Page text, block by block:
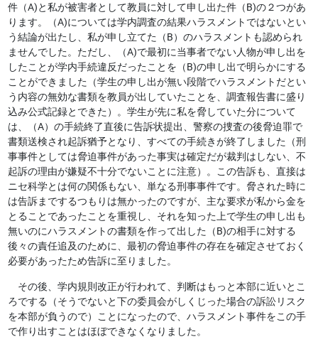
件（A)と私が被害者として教員に対して申し出た件（B)の２つがあ
ります。（A)については学内調査の結果ハラスメントではないとい
う結論が出たし、私が申し立てた（B）のハラスメントも認められ
ませんでした。ただし、（A)で最初に当事者でない人物が申し出を
したことが学内手続違反だったことを（B)の申し出で明らかにする
ことができました（学生の申し出が無い段階でハラスメントだとい
う内容の無効な書類を教員が出していたことを、調査報告書に盛り
込み公式記録とできた）。学生が先に私を脅していた分について
は、（A）の手続終了直後に告訴状提出、警察の捜査の後脅迫罪で
書類送検され起訴猶予となり、すべての手続きが終了しました（刑
事事件としては脅迫事件があった事実は確定だが裁判はしない、不
起訴の理由が嫌疑不十分でないことに注意）。この告訴も、直接は
ニセ科学とは何の関係もない、単なる刑事事件です。脅された時に
は告訴までするつもりは無かったのですが、主な要求が私から金を
とることであったことを重視し、それを知った上で学生の申し出も
無いのにハラスメントの書類を作って出した（B)の相手に対する
後々の責任追及のために、最初の脅迫事件の存在を確定させておく
必要があったため告訴に至りました。
その後、学内規則改正が行われて、判断はもっと本部に近いとこ
ろでする（そうでないと下の委員会がしくじった場合の訴訟リスク
を本部が負うので）ことになったので、ハラスメント事件をこの手
で作り出すことはほぼできなくなりました。